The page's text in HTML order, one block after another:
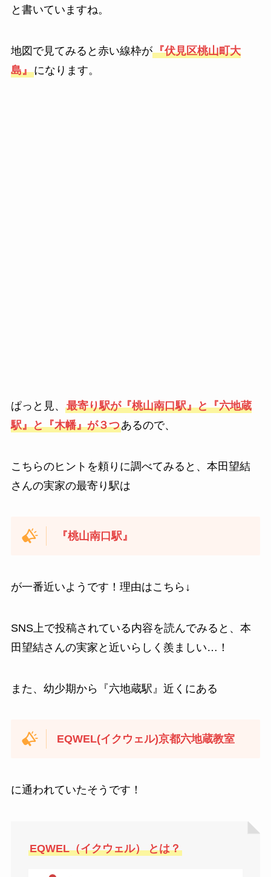
と書いていますね。
地図で見てみると赤い線枠が『伏見区桃山町大
島』になります。
ぱっと見、 最寄り駅が『桃山南口駅』と『六地蔵
駅』と『木幡』が３つあるので、
こちらのヒントを頼りに調べてみると、本田望結
さんの実家の最寄り駅は
『桃山南口駅』
が一番近いようです！理由はこちら↓
SNS上で投稿されている内容を読んでみると、本
田望結さんの実家と近いらしく羨ましい…！
また、幼少期から『六地蔵駅』近くにある
EQWEL(イクウェル)京都六地蔵教室
に通われていたそうです！
EQWEL（イクウェル） とは？